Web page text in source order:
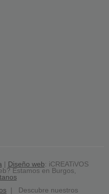
| Diseño web: iCREATiVOS
Estamos en Burgos,
| Descubre nuestros